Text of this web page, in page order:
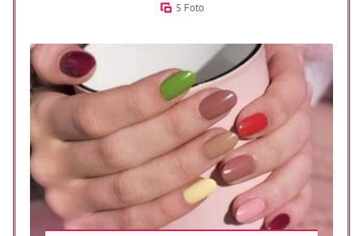
5 Foto